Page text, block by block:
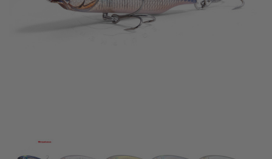
АКСЕСОАРИ
ПРОДУКТИ ЗА СРАВНЕНИЕ